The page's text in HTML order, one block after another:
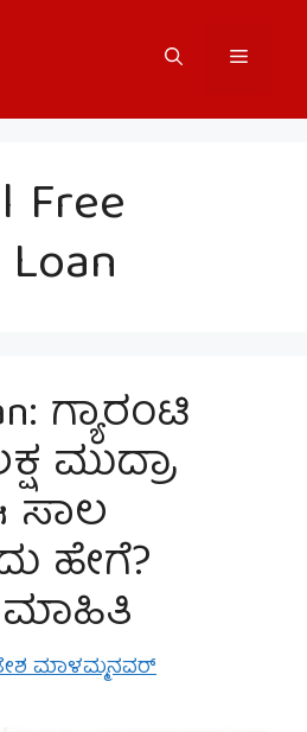
Menu
Free
ಗ್ಯಾರಂಟಿ
ಮುದ್ರಾ
ಹೇಗೆ?
ಮಾಳಮ್ಮನವರ್